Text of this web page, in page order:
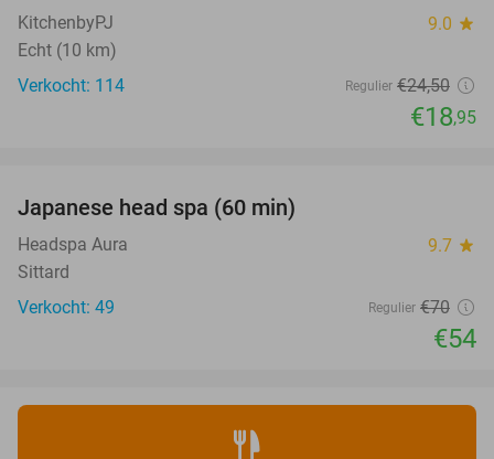
KitchenbyPJ 9.0 star
Echt (10 km)
Verkocht: 114
Regulier €24,50
€18,95
Japanese head spa (60 min)
Headspa Aura 9.7 star
Sittard
Verkocht: 49
Regulier €70
€54